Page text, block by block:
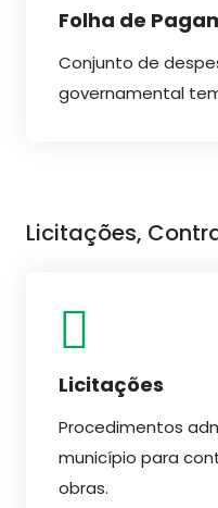
Folha de
Conjunto de
governamental
Licitações,
Licitações
Procedimentos
município para
obras.